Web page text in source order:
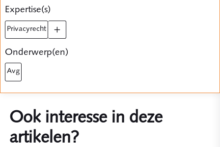
Expertise(s)
privacyrecht
Onderwerp(en)
avg
Ook interesse in deze
artikelen?